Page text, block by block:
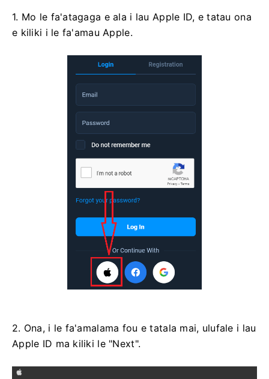
1. Mo le fa'atagaga e ala i lau Apple ID, e tatau ona
e kiliki i le fa'amau Apple.
2. Ona, i le fa'amalama fou e tatala mai, ulufale i lau
Apple ID ma kiliki le "Next".